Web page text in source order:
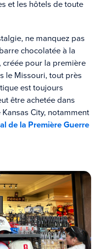
et les hôtels de toute
ne manquez pas
chocolatée à la
pour la première
le Missouri, tout près
est toujours
être achetée dans
City, notamment
de la Première Guerre